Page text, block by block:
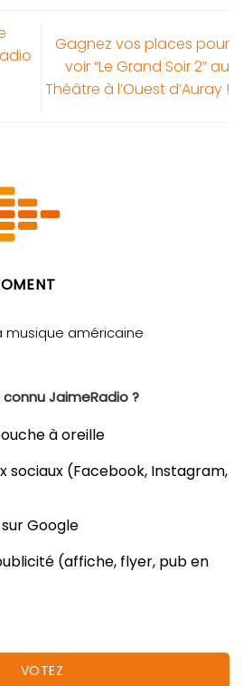
Gagnez vos places pour
voir “Le Grand Soir 2” au
Théâtre à l’Ouest d’Auray !
JaimeRadio ?
à oreille
sociaux (Facebook, Instagram,
Google
(affiche, flyer, pub en
VOTEZ